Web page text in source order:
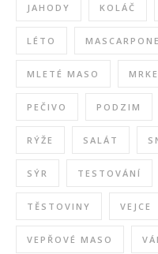
JAHODY KOLÁČ
LÉTO MASCARPONE
MLETÉ MASO
PEČIVO PODZIM
RÝŽE SALÁT
SÝR TESTOVÁNÍ
TĚSTOVINY VEJCE
VEPŘOVÉ MASO